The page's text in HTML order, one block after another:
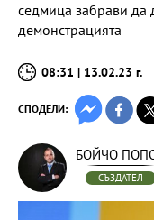
седмица забрави да
демонстрацията
08:31 | 13.02.23 г.
СПОДЕЛИ:
БОЙЧО
СЪЗДАТЕЛ